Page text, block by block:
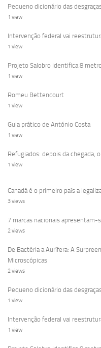
Pequeno dicionário das
1 view
Intervenção federal vai
1 view
Projeto Salobro identifica 8
1 view
Romeu Bettencourt
1 view
Guia prático de António Costa
1 view
Refugiados: depois da chegada,
1 view
Canadá é o primeiro país a
3 views
7 marcas nacionais apresentam-
2 views
De Bactéria a Aurífera: A
Microscópicas
2 views
Pequeno dicionário das
1 view
Intervenção federal vai
1 view